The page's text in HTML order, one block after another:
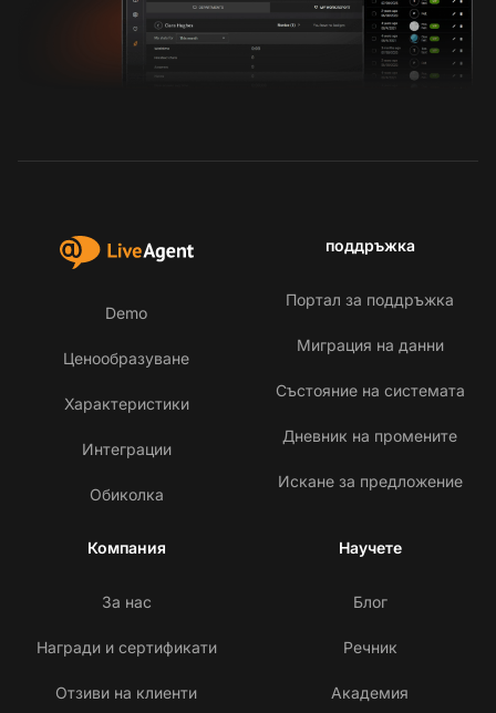
Demo
Ценообразуване
Характеристики
Интеграции
Обиколка
поддръжка
Портал за поддръжка
Миграция на данни
Състояние на системата
Дневник на промените
Искане за предложение
Компания
За нас
Награди и сертификати
Отзиви на клиенти
Научете
Блог
Речник
Академия